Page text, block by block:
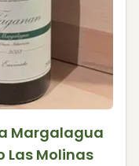
Margalagua
Las Molinas